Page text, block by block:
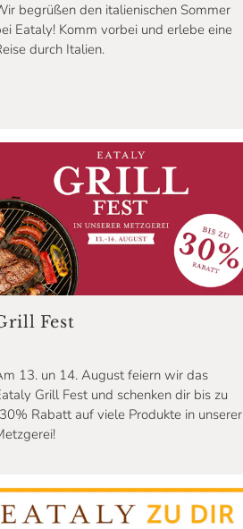
begrüßen den italienischen Sommer
Eataly! Komm vorbei und erlebe eine
durch Italien.
Fest
13. un 14. August feiern wir das
Grill Fest und schenken dir bis zu
Rabatt auf viele Produkte in unserer